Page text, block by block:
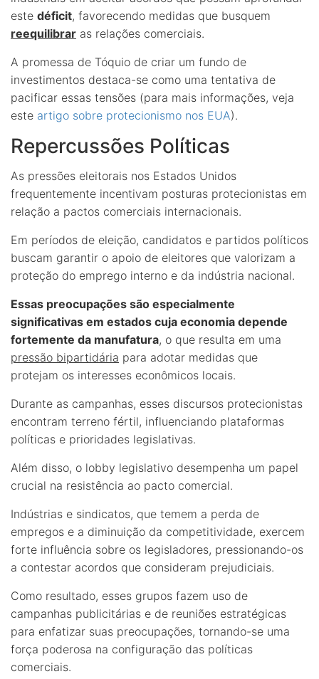
este déficit, favorecendo medidas que busquem
reequilibrar as relações comerciais.
A promessa de Tóquio de criar um fundo de
investimentos destaca-se como uma tentativa de
pacificar essas tensões (para mais informações, veja
este artigo sobre protecionismo nos EUA).
Repercussões Políticas
As pressões eleitorais nos Estados Unidos
frequentemente incentivam posturas protecionistas em
relação a pactos comerciais internacionais.
Em períodos de eleição, candidatos e partidos políticos
buscam garantir o apoio de eleitores que valorizam a
proteção do emprego interno e da indústria nacional.
Essas preocupações são especialmente
significativas em estados cuja economia depende
fortemente da manufatura, o que resulta em uma
pressão bipartidária para adotar medidas que
protejam os interesses econômicos locais.
Durante as campanhas, esses discursos protecionistas
encontram terreno fértil, influenciando plataformas
políticas e prioridades legislativas.
Além disso, o lobby legislativo desempenha um papel
crucial na resistência ao pacto comercial.
Indústrias e sindicatos, que temem a perda de
empregos e a diminuição da competitividade, exercem
forte influência sobre os legisladores, pressionando-os
a contestar acordos que consideram prejudiciais.
Como resultado, esses grupos fazem uso de
campanhas publicitárias e de reuniões estratégicas
para enfatizar suas preocupações, tornando-se uma
força poderosa na configuração das políticas
comerciais.